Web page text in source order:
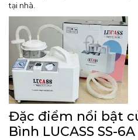
tại nhà.
Đặc điểm nổi bật
Bình LUCASS SS-6A